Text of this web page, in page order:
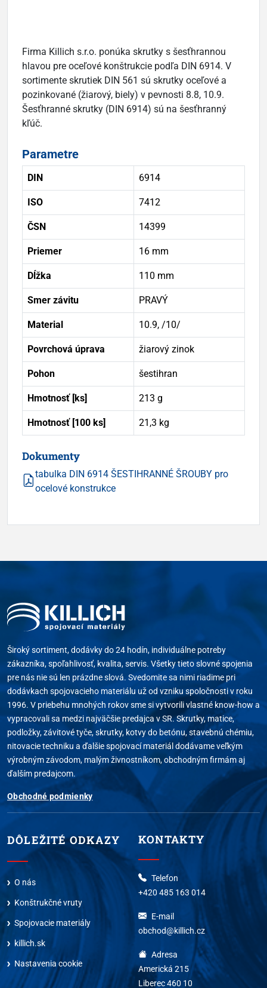
Firma Killich s.r.o. ponúka skrutky s šesťhrannou
hlavou pre oceľové konštrukcie podľa DIN 6914. V
sortimente skrutiek DIN 561 sú skrutky oceľové a
pozinkované (žiarový, biely) v pevnosti 8.8, 10.9.
Šesťhranné skrutky (DIN 6914) sú na šesťhranný
kľúč.
Parametre
DIN 6914
ISO 7412
ČSN 14399
Priemer 16 mm
Dĺžka 110 mm
Smer závitu PRAVÝ
Material 10.9, /10/
Povrchová úprava žiarový zinok
Pohon šestihran
Hmotnosť [ks] 213 g
Hmotnosť [100 ks] 21,3 kg
Dokumenty
tabulka DIN 6914 ŠESTIHRANNÉ ŠROUBY pro
ocelové konstrukce
Široký sortiment, dodávky do 24 hodín, individuálne potreby
zákazníka, spoľahlivosť, kvalita, servis. Všetky tieto slovné spojenia
pre nás nie sú len prázdne slová. Svedomite sa nimi riadime pri
dodávkach spojovacieho materiálu už od vzniku spoločnosti v roku
1996. V priebehu mnohých rokov sme si vytvorili vlastné know-how a
vypracovali sa medzi najväčšie predajca v SR. Skrutky, matice,
podložky, závitové tyče, skrutky, kotvy do betónu, stavebnú chémiu,
nitovacie techniku a ďalšie spojovací materiál dodávame veľkým
výrobným závodom, malým živnostníkom, obchodným firmám aj
ďalším predajcom.
Obchodné podmienky
DÔLEŽITÉ ODKAZY
O nás
Konštrukčné vruty
Spojovacie materiály
killich.sk
Nastavenia cookie
KONTAKTY
Telefon
+420 485 163 014
E-mail
obchod@killich.cz
Adresa
Americká 215
Liberec 460 10